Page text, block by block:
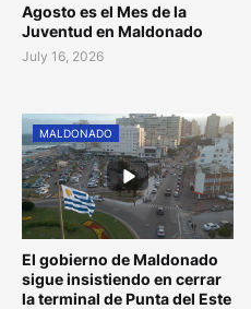
Agosto es el Mes de la
Juventud en Maldonado
July 16, 2026
MALDONADO
El gobierno de Maldonado
sigue insistiendo en cerrar
la terminal de Punta del Este